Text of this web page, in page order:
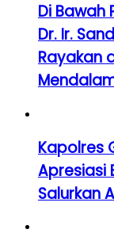
Di Bawah
Dr. Ir.
Rayakan
Kapolres
Apresiasi
Salurkan